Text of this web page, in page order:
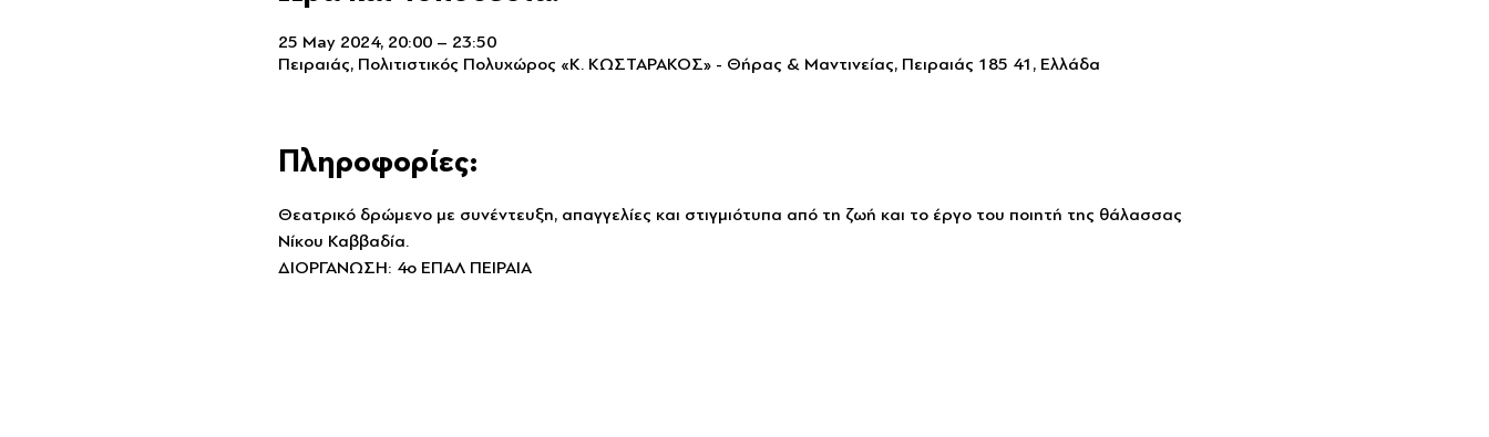
25 May 2024, 20:00 – 23:50
Πειραιάς, Πολιτιστικός Πολυχώρος «Κ. ΚΩΣΤΑΡΑΚΟΣ» - Θήρας & Μαντινείας, Πειραιάς 185 41, Ελλάδα
Πληροφορίες:
Θεατρικό δρώμενο με συνέντευξη, απαγγελίες και στιγμιότυπα από τη ζωή και το έργο του ποιητή της θάλασσας
Νίκου Καββαδία.
ΔΙΟΡΓΑΝΩΣΗ: 4ο ΕΠΑΛ ΠΕΙΡΑΙΑ